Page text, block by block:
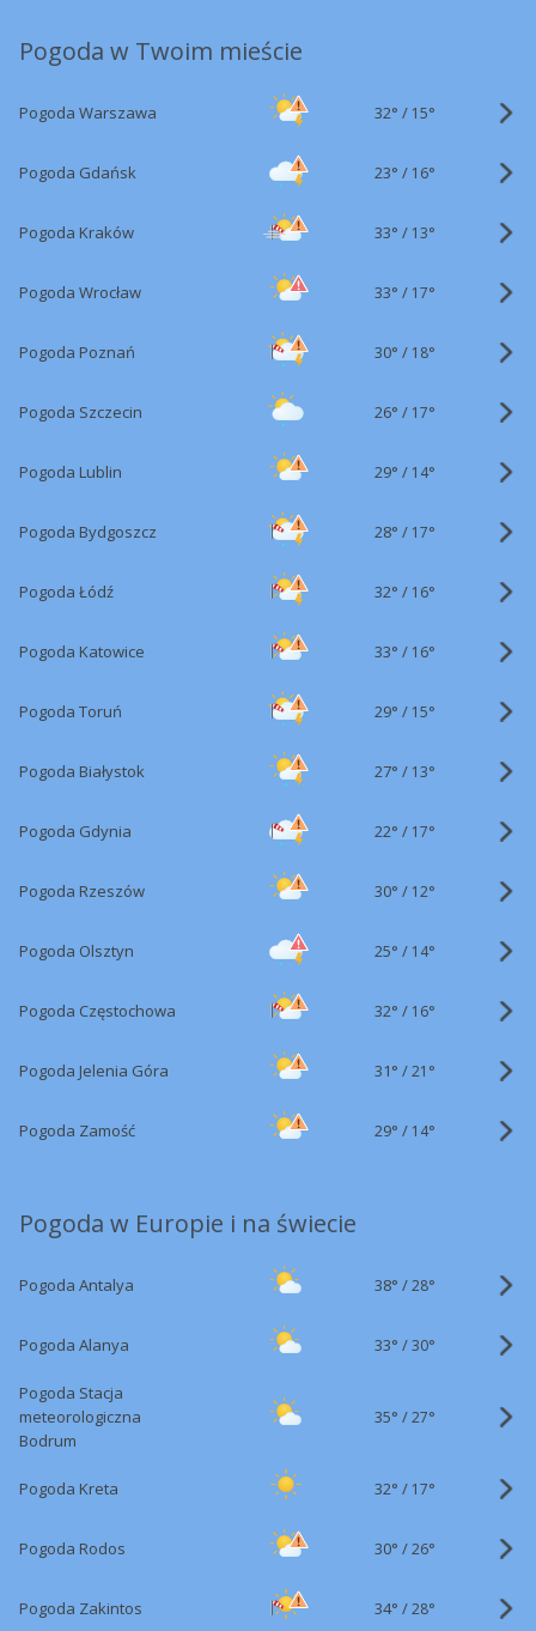
Pogoda w Twoim mieście
Pogoda Warszawa 32° / 15°
Pogoda Gdańsk 23° / 16°
Pogoda Kraków 33° / 13°
Pogoda Wrocław 33° / 17°
Pogoda Poznań 30° / 18°
Pogoda Szczecin 26° / 17°
Pogoda Lublin 29° / 14°
Pogoda Bydgoszcz 28° / 17°
Pogoda Łódź 32° / 16°
Pogoda Katowice 33° / 16°
Pogoda Toruń 29° / 15°
Pogoda Białystok 27° / 13°
Pogoda Gdynia 22° / 17°
Pogoda Rzeszów 30° / 12°
Pogoda Olsztyn 25° / 14°
Pogoda Częstochowa 32° / 16°
Pogoda Jelenia Góra 31° /21°
Pogoda Zamość 29° / 14°
Pogoda w Europie i na świecie
Pogoda Antalya 38° /28°
Pogoda Alanya 33° /30°
Pogoda Stacja
meteorologiczna
Bodrum
35° /27°
Pogoda Kreta 32° / 17°
Pogoda Rodos 30° /26°
Pogoda Zakintos 34° /28°